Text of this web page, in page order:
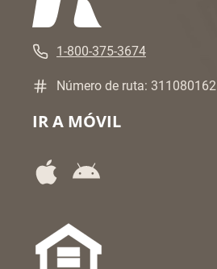
1-800-375-3674
Número de ruta: 311080162
IR A MÓVIL